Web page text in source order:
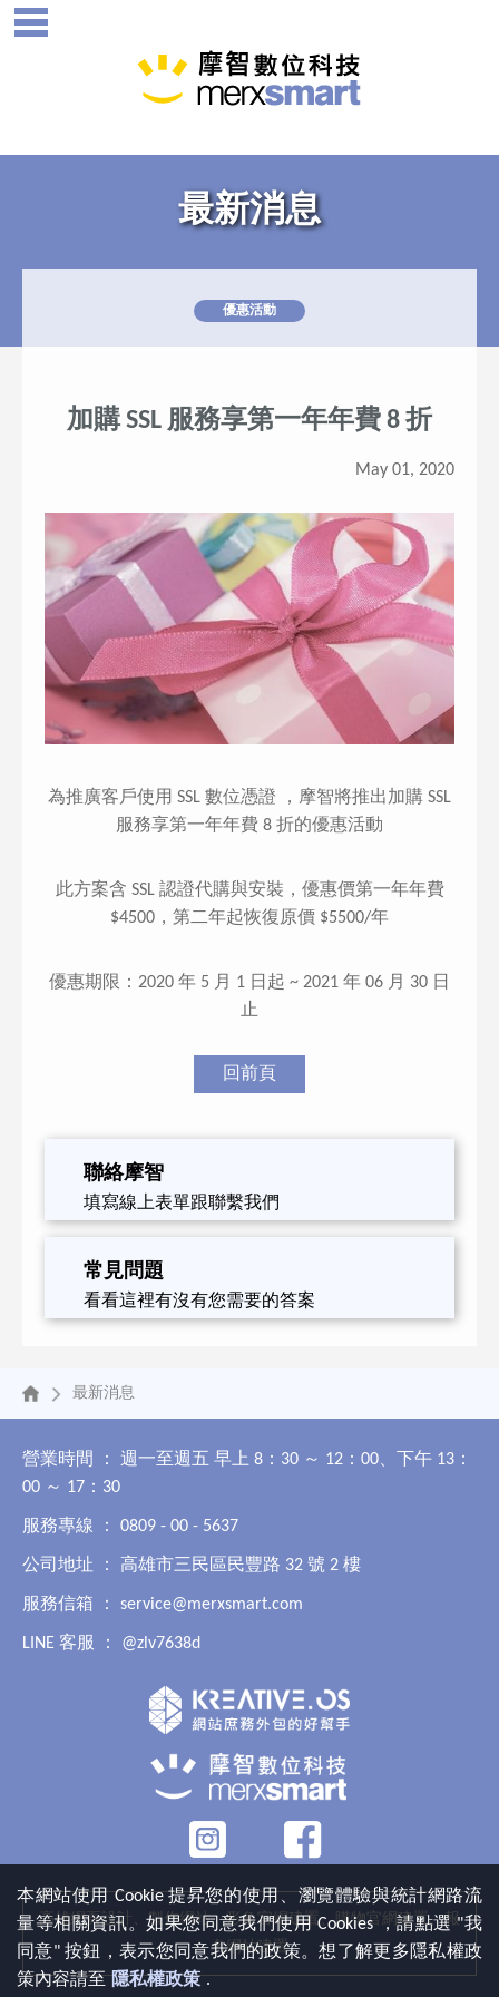
最新消息
優惠活動
加購 SSL 服務享第一年年費 8 折
May 01, 2020
為推廣客戶使用 SSL 數位憑證 ，摩智將推出加購 SSL
服務享第一年年費 8 折的優惠活動
此方案含 SSL 認證代購與安裝，優惠價第一年年費
$4500，第二年起恢復原價 $5500/年
優惠期限：2020 年 5 月 1 日起 ~ 2021 年 06 月 30 日
止
回前頁
聯絡摩智
填寫線上表單跟聯繫我們
常見問題
看看這裡有沒有您需要的答案
最新消息
本網站使用 Cookie 提昇您的使用、瀏覽體驗與統計網路流
量等相關資訊。如果您同意我們使用 Cookies ，請點選 "我
同意" 按鈕，表示您同意我們的政策。想了解更多隱私權政
策內容請至 隱私權政策 .
營業時間 ： 週一至週五 早上 8：30 ～ 12：00、下午 13：
00 ～ 17：30
服務專線 ： 0809 - 00 - 5637
公司地址 ： 高雄市三民區民豐路 32 號 2 樓
服務信箱 ： service@merxsmart.com
LINE 客服 ： @zlv7638d
高雄網頁設計、製作網站、形象官網建置、購物官網建置、報
名網站建置